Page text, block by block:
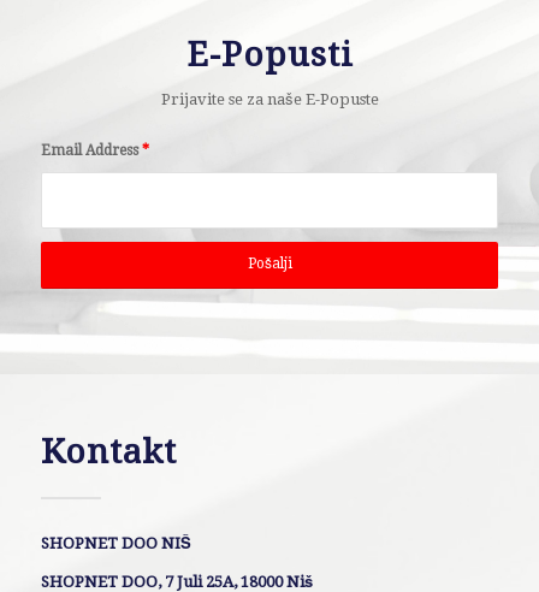
E-Popusti
Prijavite se za naše E-Popuste
Email Address*
Kontakt
SHOPNET DOO NIŠ
SHOPNET DOO, 7 Juli 25A, 18000 Niš